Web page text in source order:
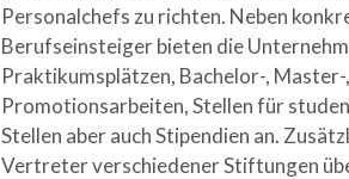
Personalchefs zu richten. Neben
Berufseinsteiger bieten die
Praktikumsplätzen, Bachelor-, Master-
Promotionsarbeiten, Stellen für
Stellen aber auch Stipendien an.
Vertreter verschiedener Stiftungen